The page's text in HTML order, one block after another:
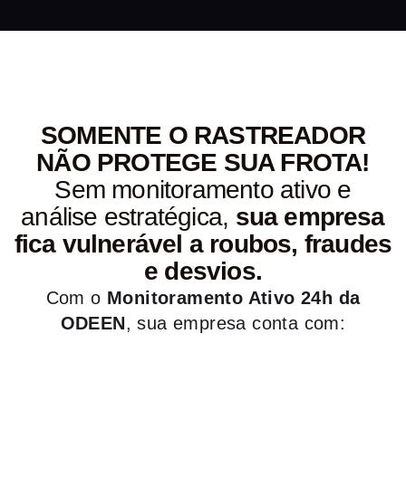
SOMENTE O RASTREADOR
NÃO PROTEGE SUA FROTA!
Sem monitoramento ativo e
análise estratégica, sua empresa
fica vulnerável a roubos, fraudes
e desvios.
Com o Monitoramento Ativo 24h da
ODEEN, sua empresa conta com: